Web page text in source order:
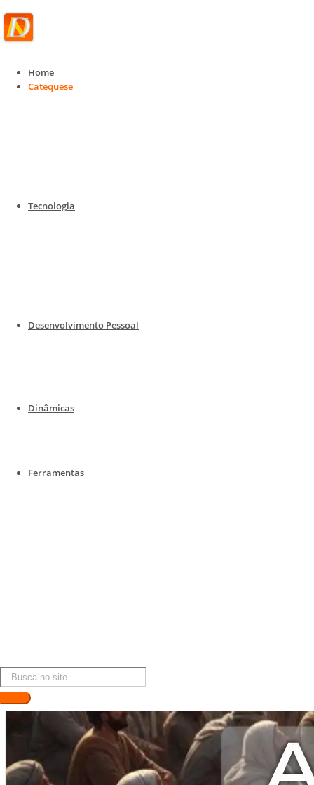
Home
Catequese
Tecnologia
Desenvolvimento Pessoal
Dinâmicas
Ferramentas
Catequese